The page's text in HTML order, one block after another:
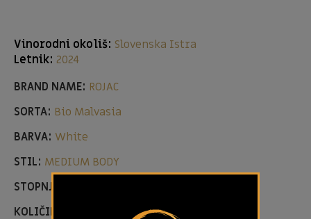
Vinorodni okoliš: Slovenska Istra
Letnik: 2024
BRAND NAME: ROJAC
SORTA: Bio Malvasia
BARVA: White
STIL: MEDIUM BODY
STOPNJA SLADKORJA:
KOLIČINA: